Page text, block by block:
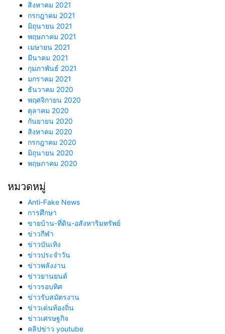
สิงหาคม 2021
กรกฎาคม 2021
มิถุนายน 2021
พฤษภาคม 2021
เมษายน 2021
มีนาคม 2021
กุมภาพันธ์ 2021
มกราคม 2021
ธันวาคม 2020
พฤศจิกายน 2020
ตุลาคม 2020
กันยายน 2020
สิงหาคม 2020
กรกฎาคม 2020
มิถุนายน 2020
พฤษภาคม 2020
หมวดหมู่
Anti-Fake News
การศึกษา
ขายบ้าน-ที่ดิน-อสังหาริมทรัพย์
ข่าวกีฬา
ข่าวบันเทิง
ข่าวประจำวัน
ข่าวพลังงาน
ข่าวยานยนต์
ข่าวรอบทิศ
ข่าวรับสมัตรงาน
ข่าวเด่นท้องถิ่น
ข่าวเศรษฐกิจ
คลิปข่าว youtube